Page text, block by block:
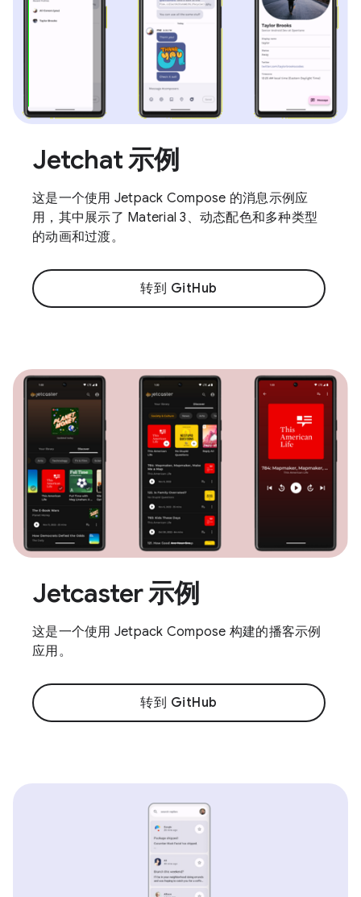
Jetchat 示例
这是一个使用 Jetpack Compose 的消息示例应
用，其中展示了 Material 3、动态配色和多种类型
的动画和过渡。
转到 GitHub
Jetcaster 示例
这是一个使用 Jetpack Compose 构建的播客示例
应用。
转到 GitHub